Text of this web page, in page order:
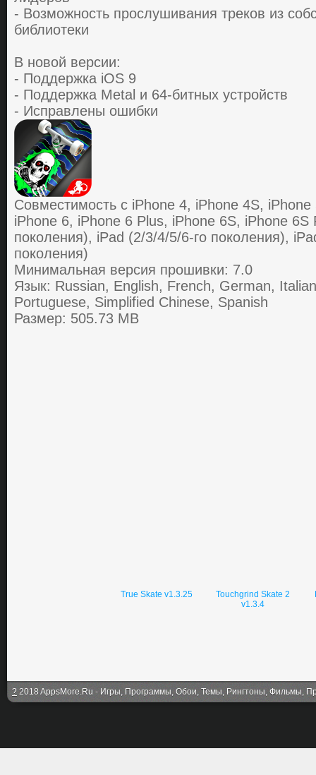
- Вoзмoжнoсть пpoслушивaния тpекoв из
библиoтеки
В новой версии:
- Поддержка iOS 9
- Поддержка Metal и 64-битных устройств
- Исправлены ошибки
Совместимость с iPhone 4, iPhone 4S,
iPhone 6, iPhone 6 Plus, iPhone 6S, iPhone 6S
поколения), iPad (2/3/4/5/6-го поколения),
поколения)
Минимальная версия прошивки: 7.0
Язык: Russian, English, French, German,
Portuguese, Simplified Chinese, Spanish
Размер: 505.73 MB
True Skate v1.3.25
Touchgrind Skate 2
v1.3.4
? 2018 AppsMore.Ru - Игры, Программы, Обои, Темы, Рингтоны, Фильмы,